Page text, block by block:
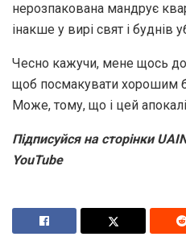
нерозпакована мандрує
інакше у вирі свят і буднів
Чесно кажучи, мене щось
щоб посмакувати хорошим
Може, тому, що і цей
Підписуйся на сторінки
YouTube